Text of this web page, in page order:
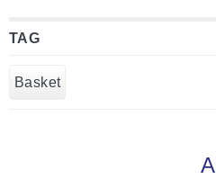
TAG
Basket